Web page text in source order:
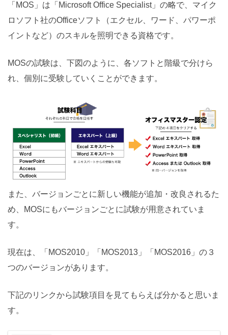
「MOS」は「Microsoft Office Specialist」の略で、マイク
ロソフト社のOfficeソフト（エクセル、ワード、パワーポ
イントなど）のスキルを照明できる資格です。
MOSの試験は、下図のように、各ソフトと階級で分けら
れ、個別に受験していくことができます。
また、バージョンごとに新しい機能が追加・改良されるた
め、MOSにもバージョンごとに試験が用意されていま
す。
現在は、
「MOS2010」「MOS2013」「MOS2016」の３
つのバージョンがあります。
下記のリンクから試験項目を見てもらえば分かると思いま
す。